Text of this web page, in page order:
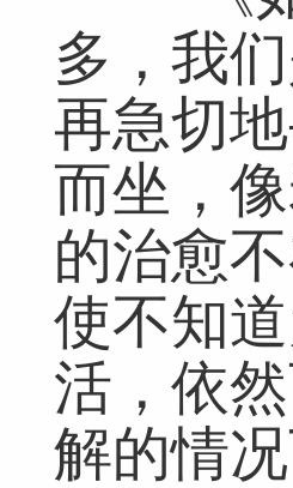
多，我
再急切
而坐，
的治愈
使不知
活，依
解的情